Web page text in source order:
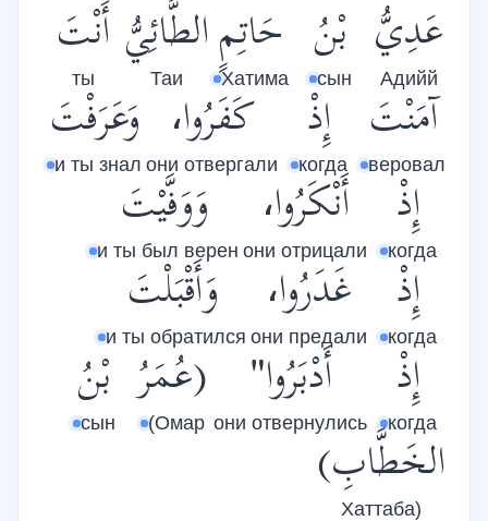
عَدِيُّ
Адийй
بْنُ
сын
حَاتِمٍ
Хатима
الطَّائِيُّ
Таи
أَنْتَ
ты
آمَنْتَ
веровал
إِذْ
когда
كَفَرُوا،
они отвергали
وَعَرَفْتَ
и ты знал
إِذْ
когда
أَنْكَرُوا،
они отрицали
وَوَفَّيْتَ
и ты был верен
إِذْ
когда
غَدَرُوا،
они предали
وَأَقْبَلْتَ
и ты обратился
إِذْ
когда
أَدْبَرُوا"
они отвернулись
(عُمَرُ
(Омар
بْنُ
сын
الخَطَّابِ)
Хаттаба)